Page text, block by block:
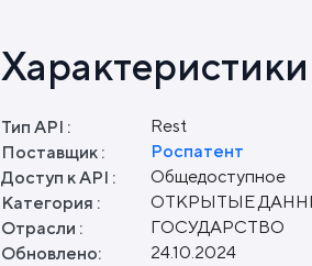
Характеристики
Тип API :
Rest
Поставщик :
Роспатент
Доступ к API :
Общедоступное
Категория :
ОТКРЫТЫЕ
Отрасли :
ГОСУДАРСТВО
Обновлено:
24.10.2024